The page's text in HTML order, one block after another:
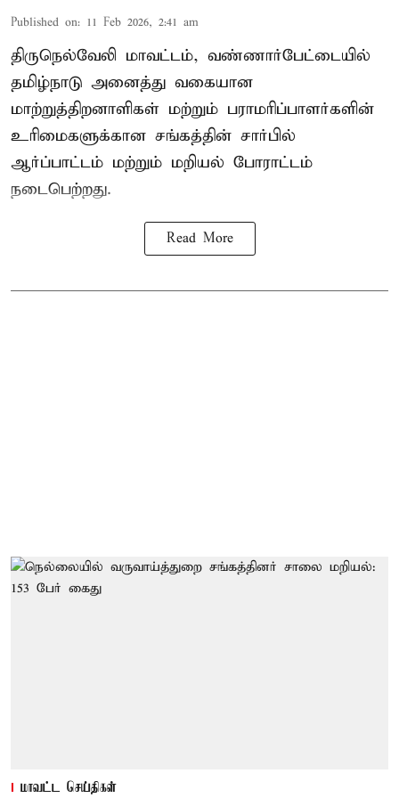
Published on: 11 Feb 2026, 2:41 am
திருநெல்வேலி மாவட்டம், வண்ணார்பேட்டையில்
தமிழ்நாடு அனைத்து வகையான
மாற்றுத்திறனாளிகள் மற்றும் பராமரிப்பாளர்களின்
உரிமைகளுக்கான சங்கத்தின் சார்பில்
ஆர்ப்பாட்டம் மற்றும் மறியல் போராட்டம்
நடைபெற்றது.
Read More
மாவட்ட செய்திகள்